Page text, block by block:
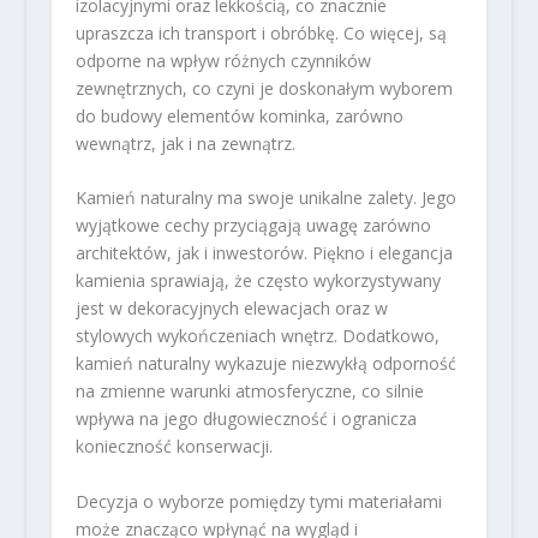
izolacyjnymi oraz lekkością, co znacznie
upraszcza ich transport i obróbkę. Co więcej, są
odporne na wpływ różnych czynników
zewnętrznych, co czyni je doskonałym wyborem
do budowy elementów kominka, zarówno
wewnątrz, jak i na zewnątrz.
Kamień naturalny ma swoje unikalne zalety. Jego
wyjątkowe cechy przyciągają uwagę zarówno
architektów, jak i inwestorów. Piękno i elegancja
kamienia sprawiają, że często wykorzystywany
jest w dekoracyjnych elewacjach oraz w
stylowych wykończeniach wnętrz. Dodatkowo,
kamień naturalny wykazuje niezwykłą odporność
na zmienne warunki atmosferyczne, co silnie
wpływa na jego długowieczność i ogranicza
konieczność konserwacji.
Decyzja o wyborze pomiędzy tymi materiałami
może znacząco wpłynąć na wygląd i